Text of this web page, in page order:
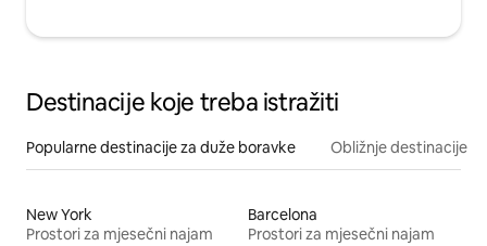
Destinacije koje treba istražiti
Popularne destinacije za duže boravke Obližnje destinacije
New York
Prostori za mjesečni najam
Barcelona
Prostori za mjesečni najam